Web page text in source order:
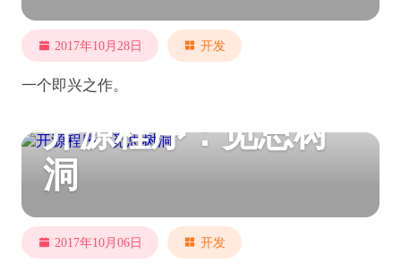
2017年10月28日 开发
一个即兴之作。
开源程序：觅思树
洞
2017年10月06日 开发